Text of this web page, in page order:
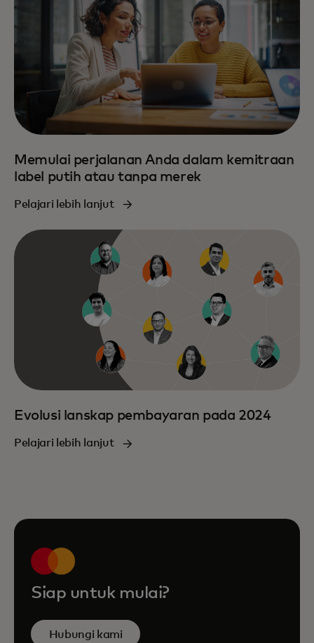
Memulai perjalanan Anda dalam kemitraan
label putih atau tanpa merek
Pelajari lebih lanjut
Evolusi lanskap pembayaran pada 2024
Pelajari lebih lanjut
Siap untuk mulai?
Hubungi kami